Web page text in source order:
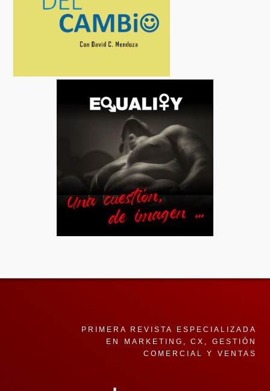
PRIMERA REVISTA ESPECIALIZADA
EN MARKETING, CX, GESTIÓN
COMERCIAL Y VENTAS